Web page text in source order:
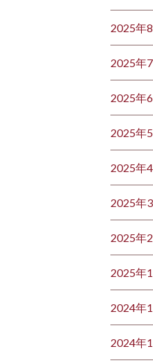
2025年
2025年
2025年
2025年
2025年
2025年
2025年
2025年
2024年
2024年